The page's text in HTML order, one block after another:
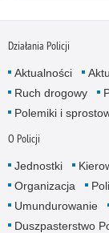
Działania Policji
Aktualności
Ruch drogowy
Polemiki i
O Policji
Jednostki
Organizacja
Umundurowanie
Duszpasterstwo